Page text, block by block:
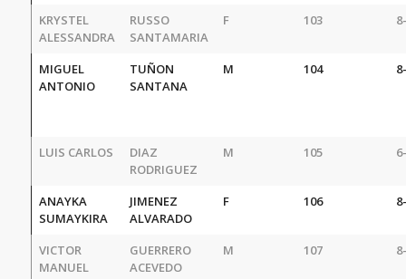
KRYSTEL
ALESSANDRA
RUSSO
SANTAMARIA
F 103
MIGUEL
ANTONIO
TUÑON
SANTANA
M 104
LUIS CARLOS
DIAZ
RODRIGUEZ
M 105
ANAYKA
SUMAYKIRA
JIMENEZ
ALVARADO
F 106
VICTOR
MANUEL
GUERRERO
ACEVEDO
M 107